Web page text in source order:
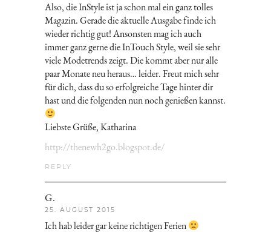
Also, die InStyle ist ja schon mal ein ganz tolles
Magazin. Gerade die aktuelle Ausgabe finde ich
wieder richtig gut! Ansonsten mag ich auch
immer ganz gerne die InTouch Style, weil sie sehr
viele Modetrends zeigt. Die kommt aber nur alle
paar Monate neu heraus… leider. Freut mich sehr
für dich, dass du so erfolgreiche Tage hinter dir
hast und die folgenden nun noch genießen kannst.
Liebste Grüße, Katharina
http://thenewh2go.blogspot.de/
REPLY
G.
25. AUGUST 2015
Ich hab leider gar keine richtigen Ferien